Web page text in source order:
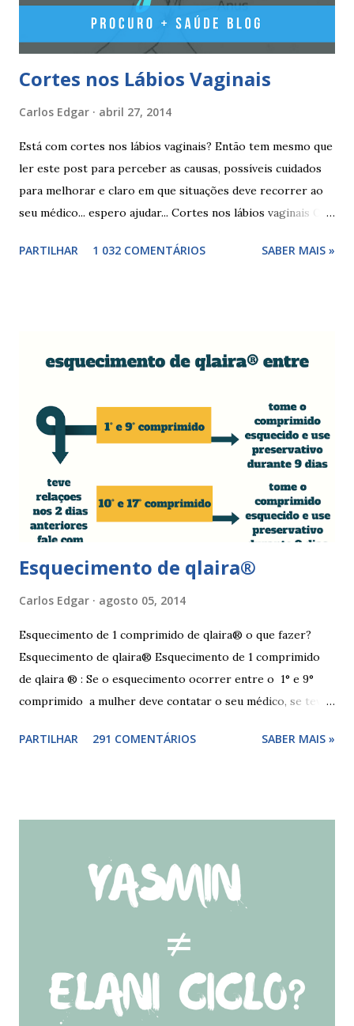
esperar pelo primeiro dia da menstruação e iniciar a pilula
Cortes nos Lábios Vaginais
Carlos Edgar abril 27, 2014
Está com cortes nos lábios vaginais? Então tem mesmo que
ler este post para perceber as causas, possíveis cuidados
para melhorar e claro em que situações deve recorrer ao
seu médico... espero ajudar... Cortes nos lábios vaginais Os
surgir devido às relações sexuais (gestos ou actos mais
de roupa sintética, entre outras. Como tratar as fissuras
sexuais durante 4 dias, aplicar pomada pastosa de vitamina
A e óxido de zinco, fazer a higiene intima duas vezes ao dia
com sabonete de pH neutro e quando retomar as relações
sexuais deverá garantir que a ferida está cicatrizada e que
está lubrificada, se necessário usar um lubrific...
PARTILHAR 1 032 COMENTÁRIOS SABER MAIS »
Esquecimento de qlaira®
Carlos Edgar agosto 05, 2014
Esquecimento de 1 comprimido de qlaira® o que fazer?
Esquecimento de qlaira® Esquecimento de 1 comprimido
de qlaira ® : Se o esquecimento ocorrer entre o 1° e 9°
comprimido a mulher deve contatar o seu médico, se teve
comprimido(s) esquecidos, continuar a tomar os restantes
Se o esquecimento ocorrer entre o 18° e o 24°
comprimido a mulher deve iniciar nova cartela ou carteira
esquecimento ocorrer entre o 25° e o 26° comprimido a
tomando os restantes. Se...
PARTILHAR 291 COMENTÁRIOS SABER MAIS »